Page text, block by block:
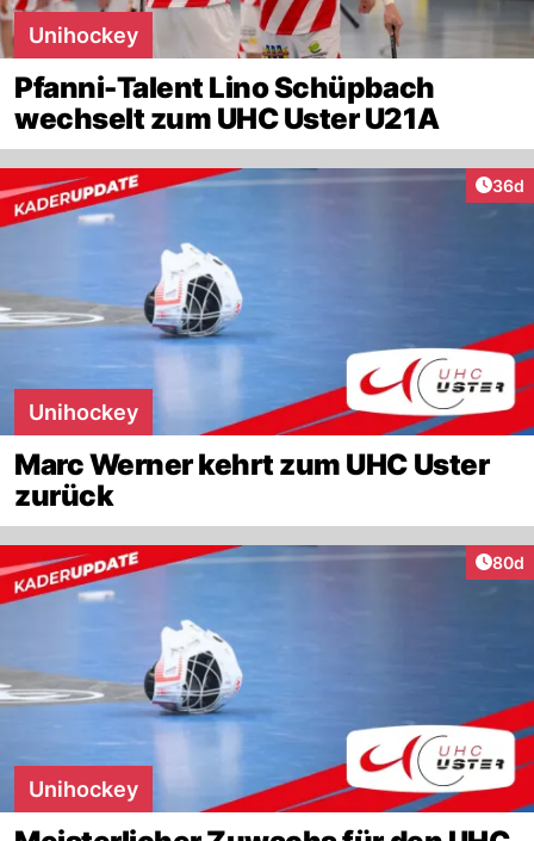
Unihockey
Pfanni-Talent Lino Schüpbach
wechselt zum UHC Uster U21A
36d
Unihockey
Marc Werner kehrt zum UHC Uster
zurück
80d
Unihockey